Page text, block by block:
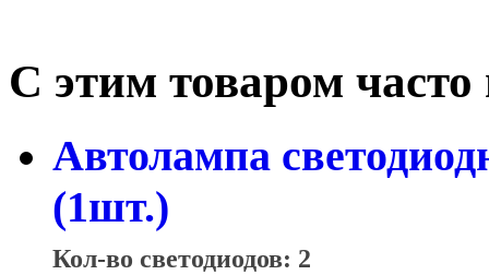
С этим товаром
Автолампа
(1шт.)
Кол-во светодиодов: 2